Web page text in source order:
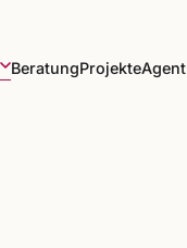
BeratungProjekte